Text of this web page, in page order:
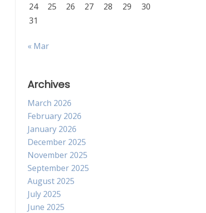
24
25 26 27 28 29
30
31
« Mar
Archives
March 2026
February 2026
January 2026
December 2025
November 2025
September 2025
August 2025
July 2025
June 2025